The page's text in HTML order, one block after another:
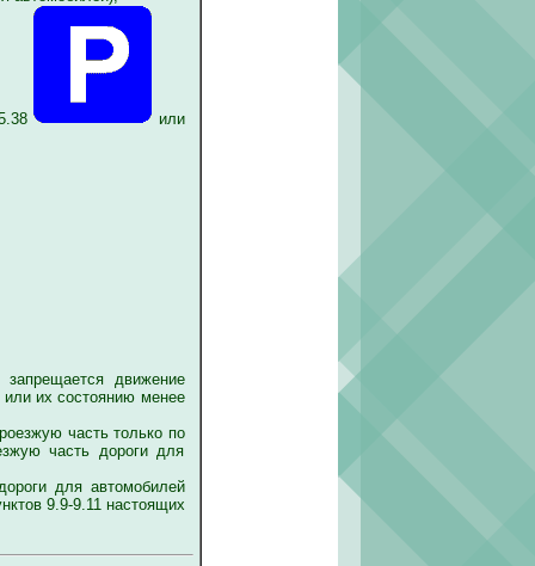
или
движение
или их состоянию менее
часть только по
часть дороги для
для автомобилей
9.9-9.11 настоящих